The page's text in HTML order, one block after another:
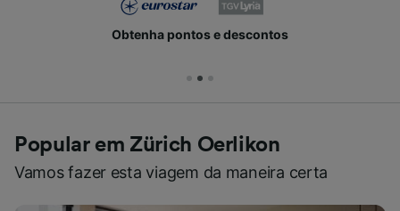
Obtenha pontos e descontos
Popular em Zürich Oerlikon
Vamos fazer esta viagem da maneira certa